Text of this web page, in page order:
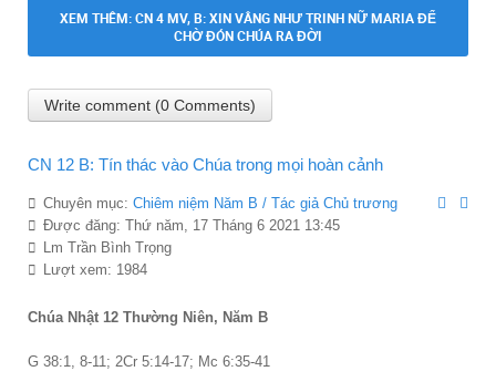
XEM THÊM: CN 4 MV, B: XIN VÂNG NHƯ TRINH NỮ MARIA ĐỂ
CHỜ ĐÓN CHÚA RA ĐỜI
Write comment (0 Comments)
CN 12 B: Tín thác vào Chúa trong mọi hoàn cảnh
Chuyên mục: Chiêm niệm Năm B / Tác giả Chủ trương
Được đăng: Thứ năm, 17 Tháng 6 2021 13:45
Lm Trần Bình Trọng
Lượt xem: 1984
Chúa Nhật 12 Thường Niên, Năm B
G 38:1, 8-11; 2Cr 5:14-17; Mc 6:35-41